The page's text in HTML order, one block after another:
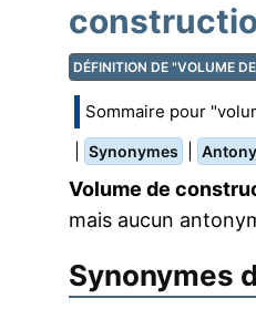
DÉFINITION DE "VOLUME
Sommaire pour
Synonymes
Volume de
mais aucun
Synonymes